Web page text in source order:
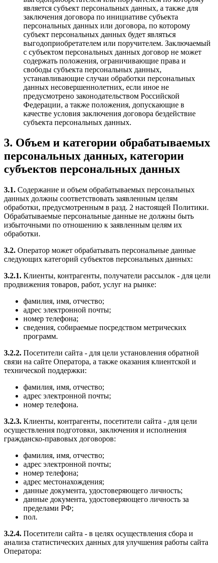
является субъект персональных данных, а также для
заключения договора по инициативе субъекта
персональных данных или договора, по которому
субъект персональных данных будет являться
выгодоприобретателем или поручителем. Заключаемый
с субъектом персональных данных договор не может
содержать положения, ограничивающие права и
свободы субъекта персональных данных,
устанавливающие случаи обработки персональных
данных несовершеннолетних, если иное не
предусмотрено законодательством Российской
Федерации, а также положения, допускающие в
качестве условия заключения договора бездействие
субъекта персональных данных.
3. Объем и категории обрабатываемых
персональных данных, категории
субъектов персональных данных
3.1. Содержание и объем обрабатываемых персональных
данных должны соответствовать заявленным целям
обработки, предусмотренным в разд. 2 настоящей Политики.
Обрабатываемые персональные данные не должны быть
избыточными по отношению к заявленным целям их
обработки.
3.2. Оператор может обрабатывать персональные данные
следующих категорий субъектов персональных данных:
3.2.1. Клиенты, контрагенты, получатели рассылок - для цели
продвижения товаров, работ, услуг на рынке:
фамилия, имя, отчество;
адрес электронной почты;
номер телефона;
сведения, собираемые посредством метрических
программ.
3.2.2. Посетители сайта - для цели установления обратной
связи на сайте Оператора, а также оказания клиентской и
технической поддержки:
фамилия, имя, отчество;
адрес электронной почты;
номер телефона.
3.2.3. Клиенты, контрагенты, посетители сайта - для цели
осуществления подготовки, заключения и исполнения
гражданско-правовых договоров:
фамилия, имя, отчество;
адрес электронной почты;
номер телефона;
адрес местонахождения;
данные документа, удостоверяющего личность;
данные документа, удостоверяющего личность за
пределами РФ;
пол.
3.2.4. Посетители сайта - в целях осуществления сбора и
анализа статистических данных для улучшения работы сайта
Оператора: